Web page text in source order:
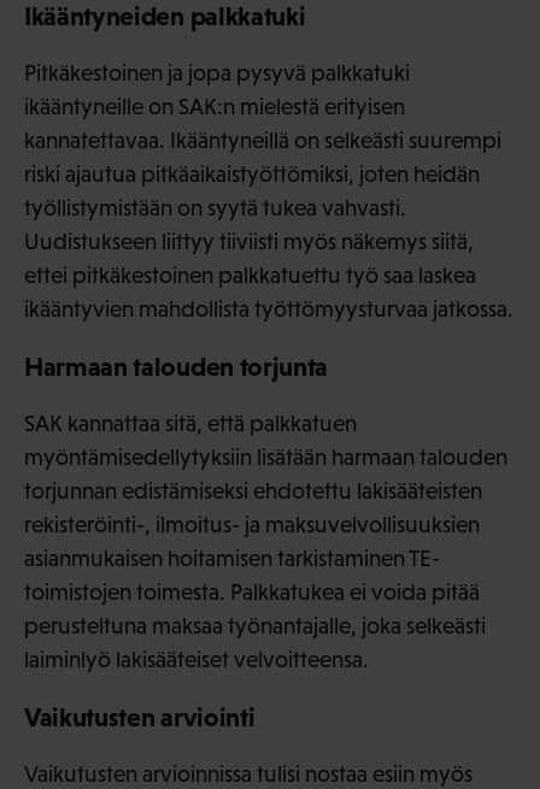
Ikääntyneiden palkkatuki
Pitkäkestoinen ja jopa pysyvä palkkatuki
ikääntyneille on SAK:n mielestä erityisen
kannatettavaa. Ikääntyneillä on selkeästi suurempi
riski ajautua pitkäaikaistyöttömiksi, joten heidän
työllistymistään on syytä tukea vahvasti.
Uudistukseen liittyy tiiviisti myös näkemys siitä,
ettei pitkäkestoinen palkkatuettu työ saa laskea
ikääntyvien mahdollista työttömyysturvaa jatkossa.
Harmaan talouden torjunta
SAK kannattaa sitä, että palkkatuen
myöntämisedellytyksiin lisätään harmaan talouden
torjunnan edistämiseksi ehdotettu lakisääteisten
rekisteröinti-, ilmoitus- ja maksuvelvollisuuksien
asianmukaisen hoitamisen tarkistaminen TE-
toimistojen toimesta. Palkkatukea ei voida pitää
perusteltuna maksaa työnantajalle, joka selkeästi
laiminlyö lakisääteiset velvoitteensa.
Vaikutusten arviointi
Vaikutusten arvioinnissa tulisi nostaa esiin myös